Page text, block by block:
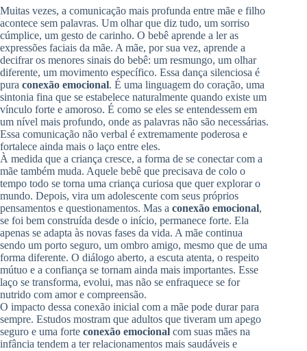
Muitas vezes, a comunicação mais profunda entre mãe e filho
acontece sem palavras. Um olhar que diz tudo, um sorriso
cúmplice, um gesto de carinho. O bebê aprende a ler as
expressões faciais da mãe. A mãe, por sua vez, aprende a
decifrar os menores sinais do bebê: um resmungo, um olhar
diferente, um movimento específico. Essa dança silenciosa é
pura conexão emocional. É uma linguagem do coração, uma
sintonia fina que se estabelece naturalmente quando existe um
vínculo forte e amoroso. É como se eles se entendessem em
um nível mais profundo, onde as palavras não são necessárias.
Essa comunicação não verbal é extremamente poderosa e
fortalece ainda mais o laço entre eles.
À medida que a criança cresce, a forma de se conectar com a
mãe também muda. Aquele bebê que precisava de colo o
tempo todo se torna uma criança curiosa que quer explorar o
mundo. Depois, vira um adolescente com seus próprios
pensamentos e questionamentos. Mas a conexão emocional,
se foi bem construída desde o início, permanece forte. Ela
apenas se adapta às novas fases da vida. A mãe continua
sendo um porto seguro, um ombro amigo, mesmo que de uma
forma diferente. O diálogo aberto, a escuta atenta, o respeito
mútuo e a confiança se tornam ainda mais importantes. Esse
laço se transforma, evolui, mas não se enfraquece se for
nutrido com amor e compreensão.
O impacto dessa conexão inicial com a mãe pode durar para
sempre. Estudos mostram que adultos que tiveram um apego
seguro e uma forte conexão emocional com suas mães na
infância tendem a ter relacionamentos mais saudáveis e